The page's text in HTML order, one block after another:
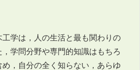
学は，人の生活と最も関わりの
学問分野や専門的知識はもちろ
，自分の全く知らない，あらゆ